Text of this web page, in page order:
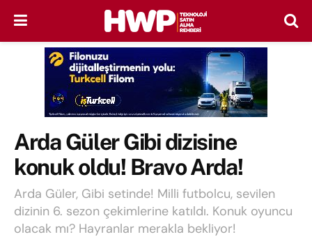
Arda Güler Gibi dizisine
konuk oldu! Bravo Arda!
Arda Güler, Gibi setinde! Milli futbolcu, sevilen
dizinin 6. sezon çekimlerine katıldı. Konuk oyuncu
olacak mı? Hayranlar merakla bekliyor!